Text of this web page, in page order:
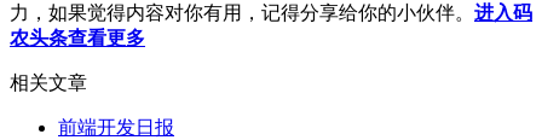
力，如果觉得内容对你有用，记得分享给你的小伙伴。 进入码
农头条查看更多
相关文章
前端开发日报